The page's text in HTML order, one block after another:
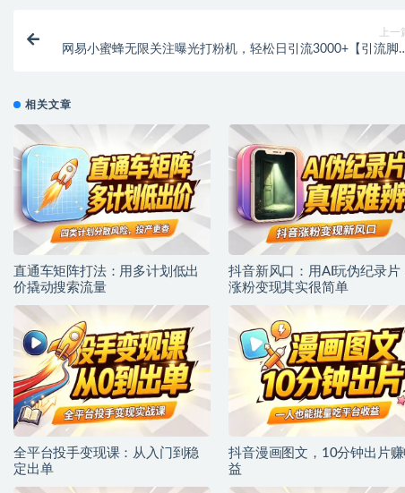
上一
网易小蜜蜂无限关注曝光打粉机，轻松日引流3000+【引流脚
相关文章
直通车矩阵打法：用多计划低出
价撬动搜索流量
抖音新风口：用AI玩伪纪录片
涨粉变现其实很简单
全平台投手变现课：从入门到稳
定出单
抖音漫画图文，10分钟出片赚
益